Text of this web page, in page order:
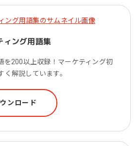
ィング用語集
を200以上収録！マーケティング初
解説しています。
ンロード